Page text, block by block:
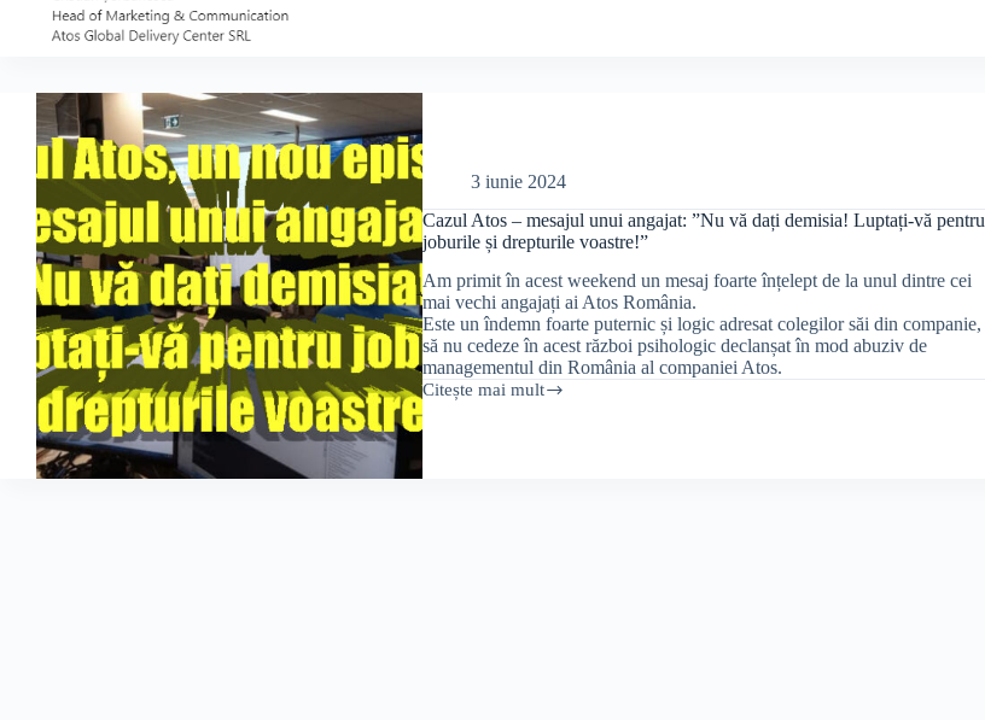
România:
3 iunie 2024
Cazul Atos – mesajul unui angajat: ”Nu vă dați demisia! Luptați-vă pentru
joburile și drepturile voastre!”
Am primit în acest weekend un mesaj foarte înțelept de la unul dintre cei
mai vechi angajați ai Atos România.
Este un îndemn foarte puternic și logic adresat colegilor săi din companie,
să nu cedeze în acest război psihologic declanșat în mod abuziv de
managementul din România al companiei Atos.
Citește mai mult
Cazul
Atos
–
mesajul
unui